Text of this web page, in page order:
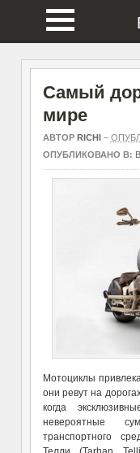
Самый
мире
АВТОР RICHI–
ОПУБЛИКОВАНО В:
Мотоциклы
они ревут на
когда
невероятные
транспортного